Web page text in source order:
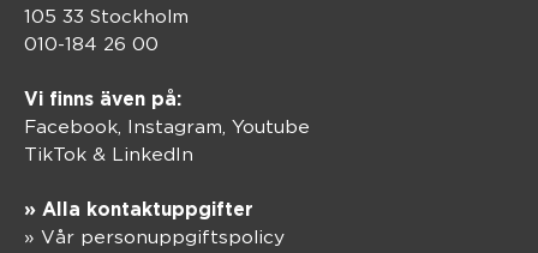
105 33 Stockholm
010-184 26 00
Vi finns även på:
Facebook, Instagram Youtube
TikTok & LinkedIn
» Alla kontaktuppgifter
» Vår personuppgiftspolicy